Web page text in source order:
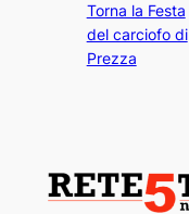
Torna la Festa
del carciofo di
Prezza